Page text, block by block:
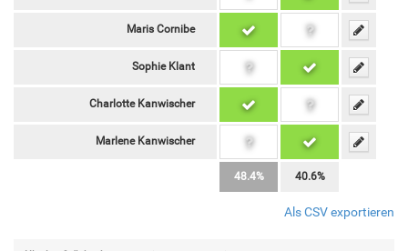
Maris Cornibe
Sophie Klant
Charlotte Kanwischer
Marlene Kanwischer
48.4% 40.6%
Als CSV exportieren